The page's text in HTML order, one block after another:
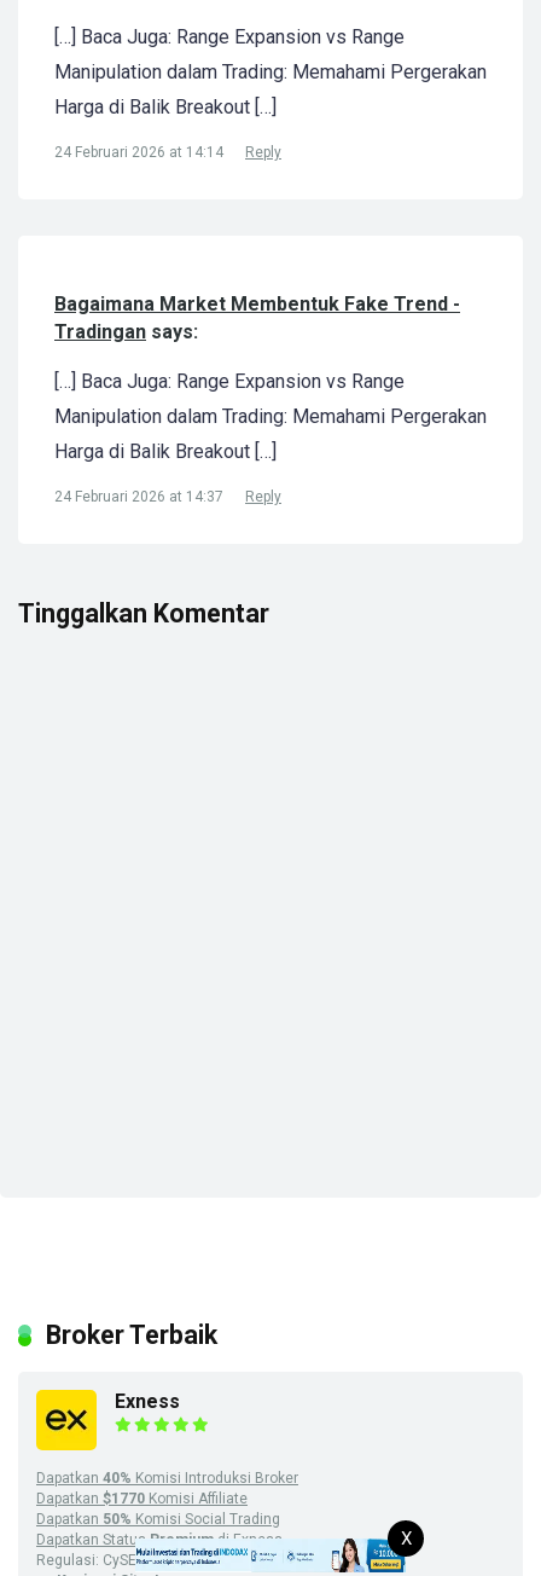
[…] Baca Juga: Range Expansion vs Range
Manipulation dalam Trading: Memahami Pergerakan
Harga di Balik Breakout […]
24 Februari 2026 at 14:14 Reply
Bagaimana Market Membentuk Fake Trend -
Tradingan says:
[…] Baca Juga: Range Expansion vs Range
Manipulation dalam Trading: Memahami Pergerakan
Harga di Balik Breakout […]
24 Februari 2026 at 14:37 Reply
Tinggalkan Komentar
Broker Terbaik
Exness
Dapatkan 40% Komisi Introduksi Broker
Dapatkan $1770 Komisi Affiliate
Dapatkan 50% Komisi Social Trading
Dapatkan Status Premium di Exness
Regulasi: CySEC, FSA, FSCA
X